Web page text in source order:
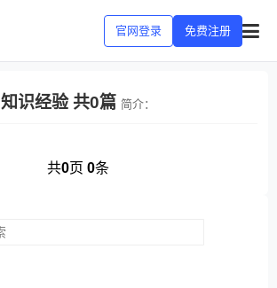
官网登录 免费注册
知识经验 共0篇 简介：
共0页 0条